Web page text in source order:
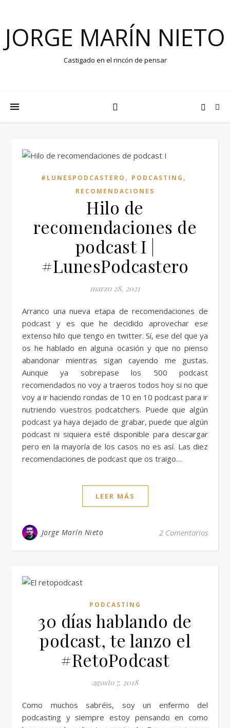
JORGE MARÍN NIETO
Castigado en el rincón de pensar
#LUNESPODCASTERO , PODCASTING ,
RECOMENDACIONES
Hilo de
recomendaciones de
podcast I |
#LunesPodcastero
marzo 28, 2021
Arranco una nueva etapa de recomendaciones de
podcast y es que he decidido aprovechar ese
extenso hilo que tengo en twitter. Sí, ese del que ya
os he hablado en alguna ocasión y que no pienso
abandonar mientras sigan cayendo me gustas.
Aunque ya sobrepase los 500 podcast
recomendados no voy a traeros todos hoy si no que
voy a ir haciendo rondas de 10 en 10 podcast para ir
nutriendo vuestros podcatchers. Puede que algún
podcast ya haya dejado de grabar, puede que algún
podcast ni siquiera esté disponible para descargar
pero en la mayoría de los casos no es así. Las diez
recomendaciones de podcast que os traigo…
LEER MÁS
Jorge Marín Nieto 2 Comentarios
PODCASTING
30 días hablando de
podcast, te lanzo el
#RetoPodcast
agosto 7, 2018
Como muchos sabréis, soy un enfermo del
podcasting y siempre estoy pensando en como